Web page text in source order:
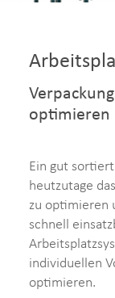
optimieren
Ein gut
heutzutage
zu optimieren
schnell
individuellen
optimieren.